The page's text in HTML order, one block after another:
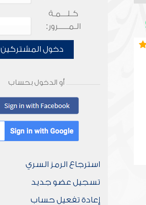
كـلـــمـة
الـمـــــرور:
دخول المشتركين
أو الدخول بحساب
استرجاع الرمز السري
تسجيل عضو جديد
إعادة تفعيل حساب